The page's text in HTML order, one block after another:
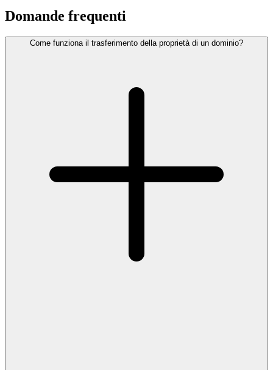
Domande frequenti
Come funziona il trasferimento della proprietà di un dominio?